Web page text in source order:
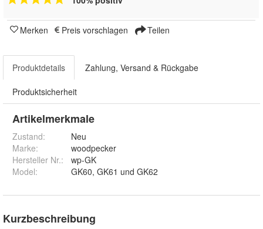
Merken Preis vorschlagen Teilen
Produktdetails Zahlung, Versand & Rückgabe
Produktsicherheit
Artikelmerkmale
Zustand:
Neu
Marke:
woodpecker
Hersteller Nr.:
wp-GK
Model: GK60, GK61 und GK62
Kurzbeschreibung